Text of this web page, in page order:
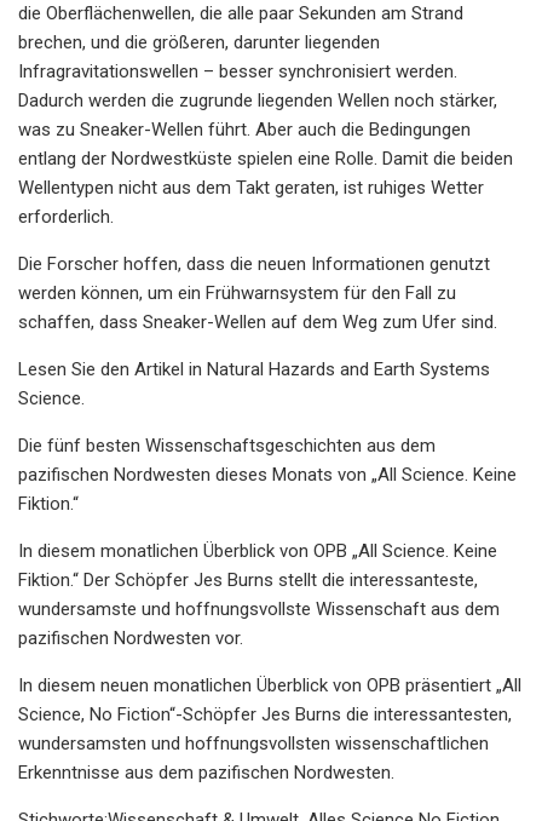
die Oberflächenwellen, die alle paar Sekunden am Strand
brechen, und die größeren, darunter liegenden
Infragravitationswellen – besser synchronisiert werden.
Dadurch werden die zugrunde liegenden Wellen noch stärker,
was zu Sneaker-Wellen führt. Aber auch die Bedingungen
entlang der Nordwestküste spielen eine Rolle. Damit die beiden
Wellentypen nicht aus dem Takt geraten, ist ruhiges Wetter
erforderlich.
Die Forscher hoffen, dass die neuen Informationen genutzt
werden können, um ein Frühwarnsystem für den Fall zu
schaffen, dass Sneaker-Wellen auf dem Weg zum Ufer sind.
Lesen Sie den Artikel in Natural Hazards and Earth Systems
Science.
Die fünf besten Wissenschaftsgeschichten aus dem
pazifischen Nordwesten dieses Monats von „All Science. Keine
Fiktion.“
In diesem monatlichen Überblick von OPB „All Science. Keine
Fiktion.“ Der Schöpfer Jes Burns stellt die interessanteste,
wundersamste und hoffnungsvollste Wissenschaft aus dem
pazifischen Nordwesten vor.
In diesem neuen monatlichen Überblick von OPB präsentiert „All
Science, No Fiction“-Schöpfer Jes Burns die interessantesten,
wundersamsten und hoffnungsvollsten wissenschaftlichen
Erkenntnisse aus dem pazifischen Nordwesten.